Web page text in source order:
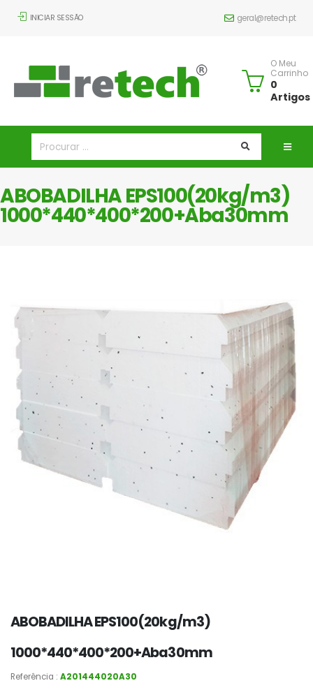
INICIAR SESSÃO geral@retech.pt
O Meu
Carrinho
0
Artigos
ABOBADILHA EPS100(20kg/m3)
1000*440*400*200+Aba30mm
ABOBADILHA EPS100(20kg/m3)
1000*440*400*200+Aba30mm
Referência : A201444020A30